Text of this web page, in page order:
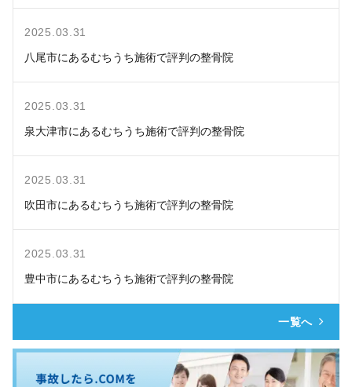
2025.03.31
八尾市にあるむちうち施術で評判の整骨院
2025.03.31
泉大津市にあるむちうち施術で評判の整骨院
2025.03.31
吹田市にあるむちうち施術で評判の整骨院
2025.03.31
豊中市にあるむちうち施術で評判の整骨院
一覧へ